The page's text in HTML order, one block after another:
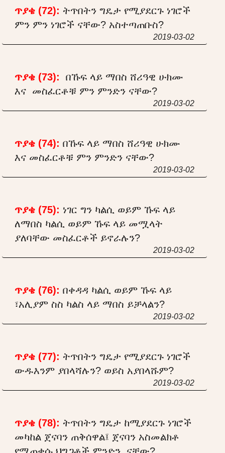
ጥያቄ (72): ትጥበትን ግዴታ የሚያደርጉ ነገሮች
ምን ምን ነገሮች ናቸው? አስተጣጠቡስ?
2019-03-02
ጥያቄ (73):
በኹፍ ላይ ማበስ ሸሪዓዊ ሁክሙ
እና መስፈርቶቹ ምን ምንድን ናቸው?
2019-03-02
ጥያቄ (74): በኹፍ ላይ ማበስ ሸሪዓዊ ሁክሙ
እና መስፈርቶቹ ምን ምንድን ናቸው?
2019-03-02
ጥያቄ (75): ነገር ግን ካልሲ ወይም ኹፍ ላይ
ለማበስ ካልሲ ወይም ኹፍ ላይ መሟላት
ያለባቸው መስፈርቶች ይኖራሉን?
2019-03-02
ጥያቄ (76): በቀዳዳ ካልሲ ወይም ኹፍ ላይ
፣አሊያም ስስ ካልስ ላይ ማበስ ይቻላልን?
2019-03-02
ጥያቄ (77): ትጥበትን ግዴታ የሚያደርጉ ነገሮች
ውዱእንም ያበላሻሉን? ወይስ አያበላሹም?
2019-03-02
ጥያቄ (78): ትጥበትን ግዴታ ከሚያደርጉ ነገሮች
መካከል ጀናባን ጠቅሰዋል፤ ጀናባን አስመልክቶ